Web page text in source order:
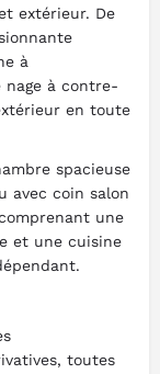
extérieur. De
à
nage à contre-
en toute
spacieuse
avec coin salon
une
et une cuisine
toutes